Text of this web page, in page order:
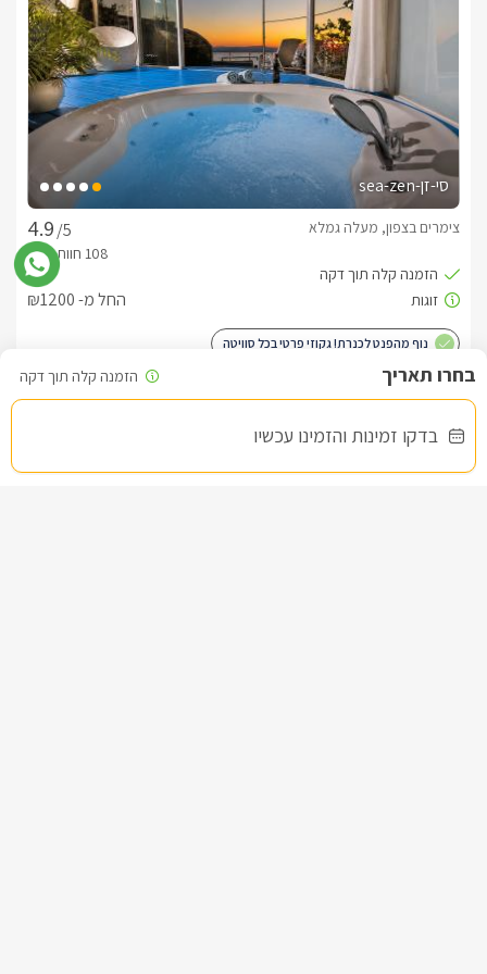
בדקו זמינות והזמינו עכשיו
מעודכנים ומאומתים. תוכלו לבדוק ולבצע הזמנה באהבה רבה ♥
לפרטים נוספים או שאלות אנחנו פה לשירותכם
בברכה, איתן - 052-9709788
סי-זן-sea-zen
/5
צימרים בצפון, מעלה גמלא
החל מ- ₪1200
נוף מהפנט לכנרת! גקוזי פרטי בכל סוויטה